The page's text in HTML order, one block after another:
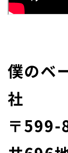
僕のベ
社
〒